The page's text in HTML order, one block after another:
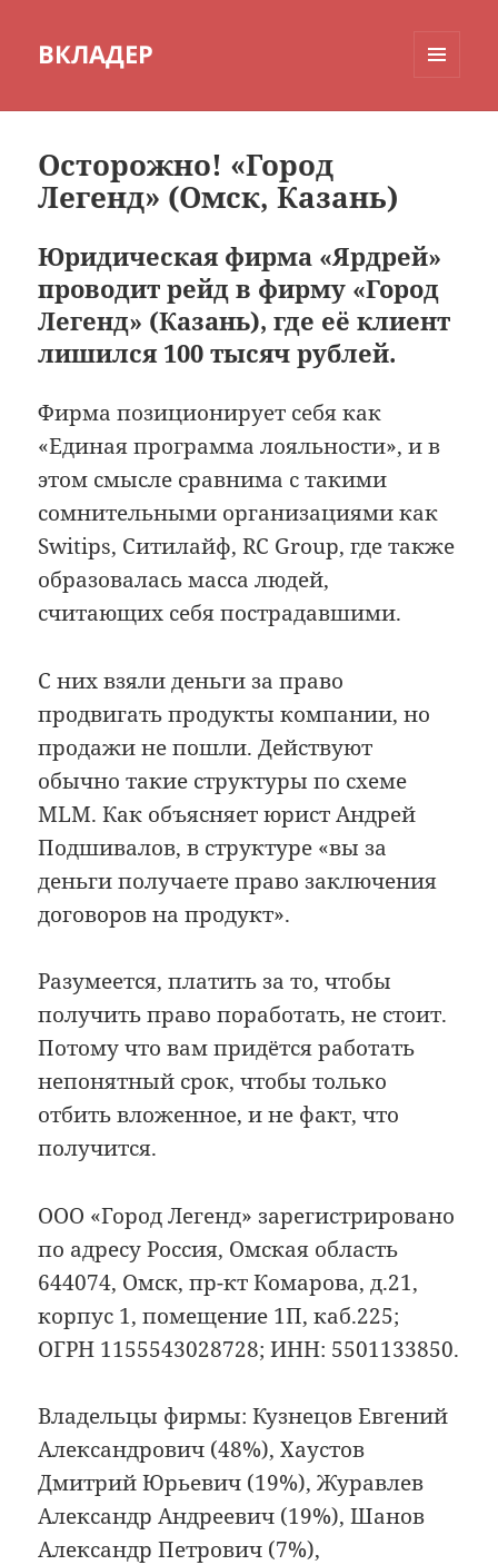
ВКЛАДЕР
Осторожно! «Город
Легенд» (Омск, Казань)
Юридическая фирма «Ярдрей»
проводит рейд в фирму «Город
Легенд» (Казань), где её клиент
лишился 100 тысяч рублей.
Фирма позиционирует себя как
«Единая программа лояльности», и в
этом смысле сравнима с такими
сомнительными организациями как
Switips, Ситилайф, RC Group, где также
образовалась масса людей,
считающих себя пострадавшими.
С них взяли деньги за право
продвигать продукты компании, но
продажи не пошли. Действуют
обычно такие структуры по схеме
MLM. Как объясняет юрист Андрей
Подшивалов, в структуре «вы за
деньги получаете право заключения
договоров на продукт».
Разумеется, платить за то, чтобы
получить право поработать, не стоит.
Потому что вам придётся работать
непонятный срок, чтобы только
отбить вложенное, и не факт, что
получится.
ООО «Город Легенд» зарегистрировано
по адресу Россия, Омская область
644074, Омск, пр-кт Комарова, д.21,
корпус 1, помещение 1П, каб.225;
ОГРН 1155543028728; ИНН: 5501133850.
Владельцы фирмы: Кузнецов Евгений
Александрович (48%), Хаустов
Дмитрий Юрьевич (19%), Журавлев
Александр Андреевич (19%), Шанов
Александр Петрович (7%),